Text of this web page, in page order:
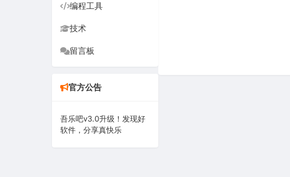
网络软件
音频视频
系统下载
手机软件
车机软件
编程工具
技术
留言板
官方公告
吾乐吧v3.0升级！发现好
软件，分享真快乐